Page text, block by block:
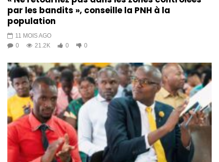
par les bandits », conseille la PNH à la
population
11 MOIS AGO
0
21.2K 0 0